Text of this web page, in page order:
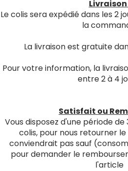
Livraison
Le colis sera expédié dans les 2
la
La livraison est gratuite
Pour votre information, la
entre 2 à 4
Satisfait ou
Vous disposez d'une période
colis, pour nous retourner
conviendrait pas sauf
pour demander le
l'article